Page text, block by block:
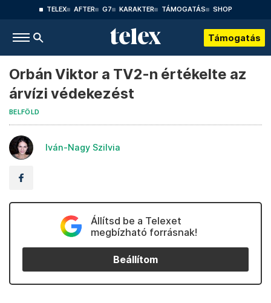
TELEX AFTER G7 KARAKTER TÁMOGATÁS SHOP
Támogatás
Orbán Viktor a TV2-n értékelte az
árvízi védekezést
BELFÖLD
Iván-Nagy Szilvia
Állítsd be a Telexet
megbízható forrásnak!
Beállítom